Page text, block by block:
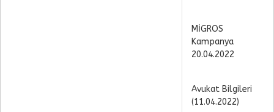
MİGROS
Kampanya
20.04.2022
Avukat Bilgileri
(11.04.2022)